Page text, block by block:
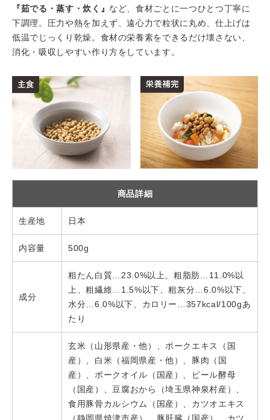
『茹でる・蒸す・炊く』 など、食材ごとに一つひとつ丁寧に
下調理。圧力や熱を加えず、遠心力で粒状に丸め、仕上げは
低温でじっくり乾燥。食材の栄養素をできるだけ壊さない、
消化・吸収しやすい作り方をしています。
商品詳細
生産地 日本
内容量 500g
成分
粗たん白質…23.0%以上、粗脂肪…11.0%以
上、粗繊維…1.5%以下、粗灰分…6.0%以下、
水分…6.0%以下、カロリー…357kcal/100gあ
たり
玄米（山形県産・他）、ポークエキス（国
産）、白米（福岡県産・他）、豚肉（国
産）、ポークオイル（国産）、ビール酵母
（国産）、豆腐おから（埼玉県神泉村産）、
食用豚骨カルシウム（国産）、カツオエキス